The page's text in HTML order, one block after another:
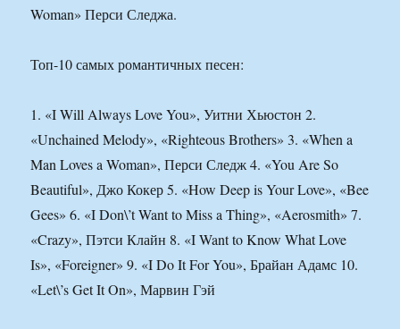
Woman» Перси Следжа.
Топ-10 самых романтичных песен:
1. «I Will Always Love You», Уитни Хьюстон 2.
«Unchained Melody», «Righteous Brothers» 3. «When a
Man Loves a Woman», Перси Следж 4. «You Are So
Beautiful», Джо Кокер 5. «How Deep is Your Love», «Bee
Gees» 6. «I Don\’t Want to Miss a Thing», «Aerosmith» 7.
«Crazy», Пэтси Клайн 8. «I Want to Know What Love
Is», «Foreigner» 9. «I Do It For You», Брайан Адамс 10.
«Let\’s Get It On», Марвин Гэй